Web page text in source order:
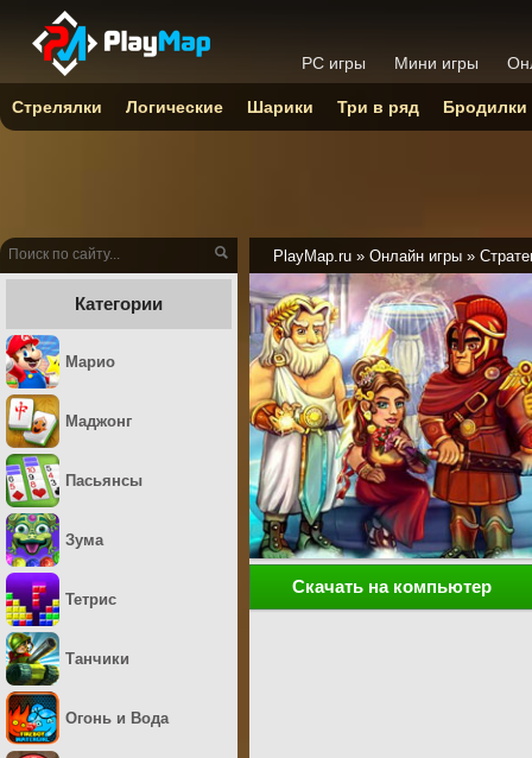
PlayMap.ru » Онлайн игры »
Скачать на компьютер
Категории
Марио
Маджонг
Пасьянсы
Зума
Тетрис
Танчики
Огонь и Вода
PC игры Мини игры
Стрелялки Логические Шарики Три в ряд Бродилки